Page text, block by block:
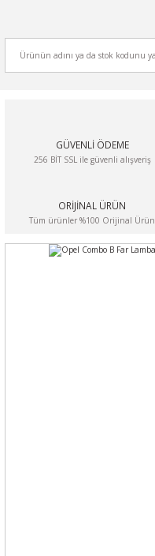
GÜVENLİ ÖDEME
256 BİT SSL ile güvenli alışveriş
ORİJİNAL ÜRÜN
Tüm ürünler %100 Orijinal Ürün